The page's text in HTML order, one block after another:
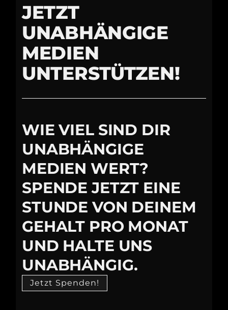
JETZT
UNABHÄNGIGE
MEDIEN
UNTERSTÜTZEN!
WIE VIEL SIND DIR
UNABHÄNGIGE
MEDIEN WERT?
SPENDE JETZT EINE
STUNDE VON DEINEM
GEHALT PRO MONAT
UND HALTE UNS
UNABHÄNGIG.
Jetzt Spenden!